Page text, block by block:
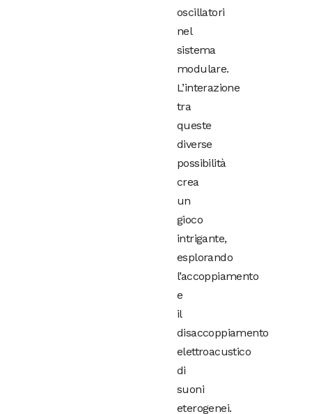
oscillatori
nel
sistema
modulare.
L’interazione
tra
queste
diverse
possibilità
crea
un
gioco
intrigante,
esplorando
l’accoppiamento
e
il
disaccoppiamento
elettroacustico
di
suoni
eterogenei.